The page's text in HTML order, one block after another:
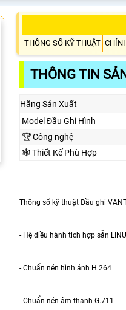
THÔNG SỐ KỸ THUẬT
THÔNG TIN
Hãng Sản Xuất
Model Đầu Ghi Hình
🏆 Công nghệ
🕸️ Thiết Kế Phù Hợp
Thông số kỹ thuật Đầu ghi
- Hệ điều hành tich hợp sẵn
- Chuẩn nén hình ảnh H.264
- Chuẩn nén âm thanh G.711